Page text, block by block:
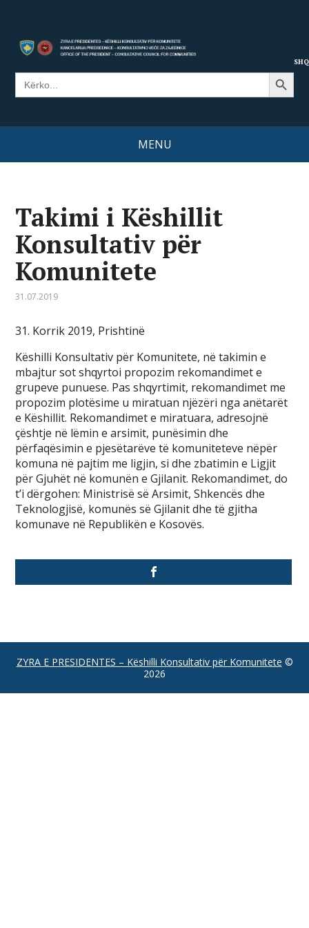
Search
for:
Search Button
MENU
Takimi i Këshillit
Konsultativ për
Komunitete
31.07.2019
31. Korrik 2019, Prishtinë
Këshilli Konsultativ për Komunitete, në takimin e
mbajtur sot shqyrtoi propozim rekomandimet e
grupeve punuese. Pas shqyrtimit, rekomandimet me
propozim plotësime u miratuan njëzëri nga anëtarët
e Këshillit. Rekomandimet e miratuara, adresojnë
çështje në lëmin e arsimit, punësimin dhe
përfaqësimin e pjesëtarëve të komuniteteve nëpër
komuna në pajtim me ligjin, si dhe zbatimin e Ligjit
për Gjuhët në komunën e Gjilanit. Rekomandimet, do
t’i dërgohen: Ministrisë së Arsimit, Shkencës dhe
Teknologjisë, komunës së Gjilanit dhe të gjitha
komunave në Republikën e Kosovës.
ZYRA E PRESIDENTES – Këshilli Konsultativ për Komunitete ©
2026